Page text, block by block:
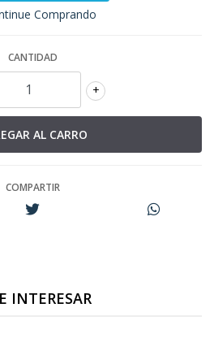
Comprando
CANTIDAD
+
COMPARTIR
INTERESAR